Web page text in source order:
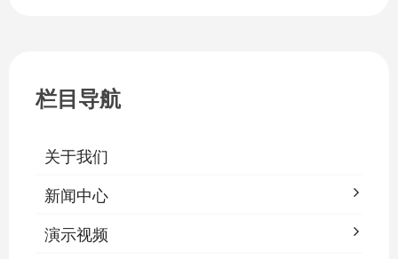
栏目导航
关于我们
新闻中心
演示视频